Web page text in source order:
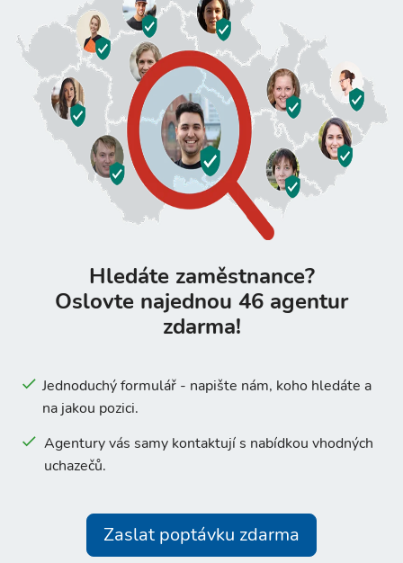
Hledáte zaměstnance?
Oslovte najednou 46 agentur
zdarma!
Jednoduchý formulář - napište nám, koho hledáte a
na jakou pozici.
Agentury vás samy kontaktují s nabídkou vhodných
uchazečů.
Zaslat poptávku zdarma